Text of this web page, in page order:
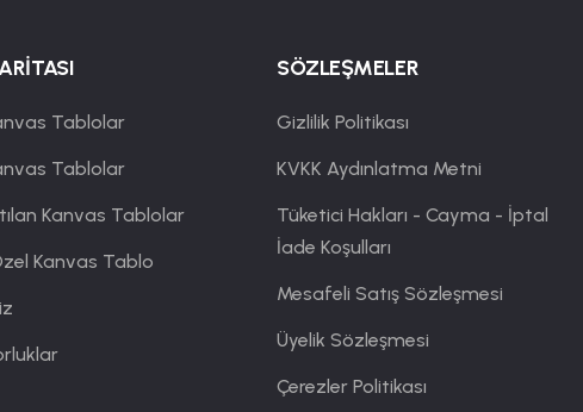
Tablolar
Tablolar
Kanvas Tablolar
Kanvas Tablo
SÖZLEŞMELER
Gizlilik Politikası
KVKK Aydınlatma Metni
Tüketici Hakları - Cayma - İptal
İade Koşulları
Mesafeli Satış Sözleşmesi
Üyelik Sözleşmesi
Çerezler Politikası